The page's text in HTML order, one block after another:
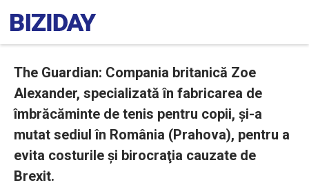
The Guardian: Compania britanică Zoe
Alexander, specializată în fabricarea de
îmbrăcăminte de tenis pentru copii, și-a
mutat sediul în România (Prahova), pentru a
evita costurile și birocraţia cauzate de
Brexit.